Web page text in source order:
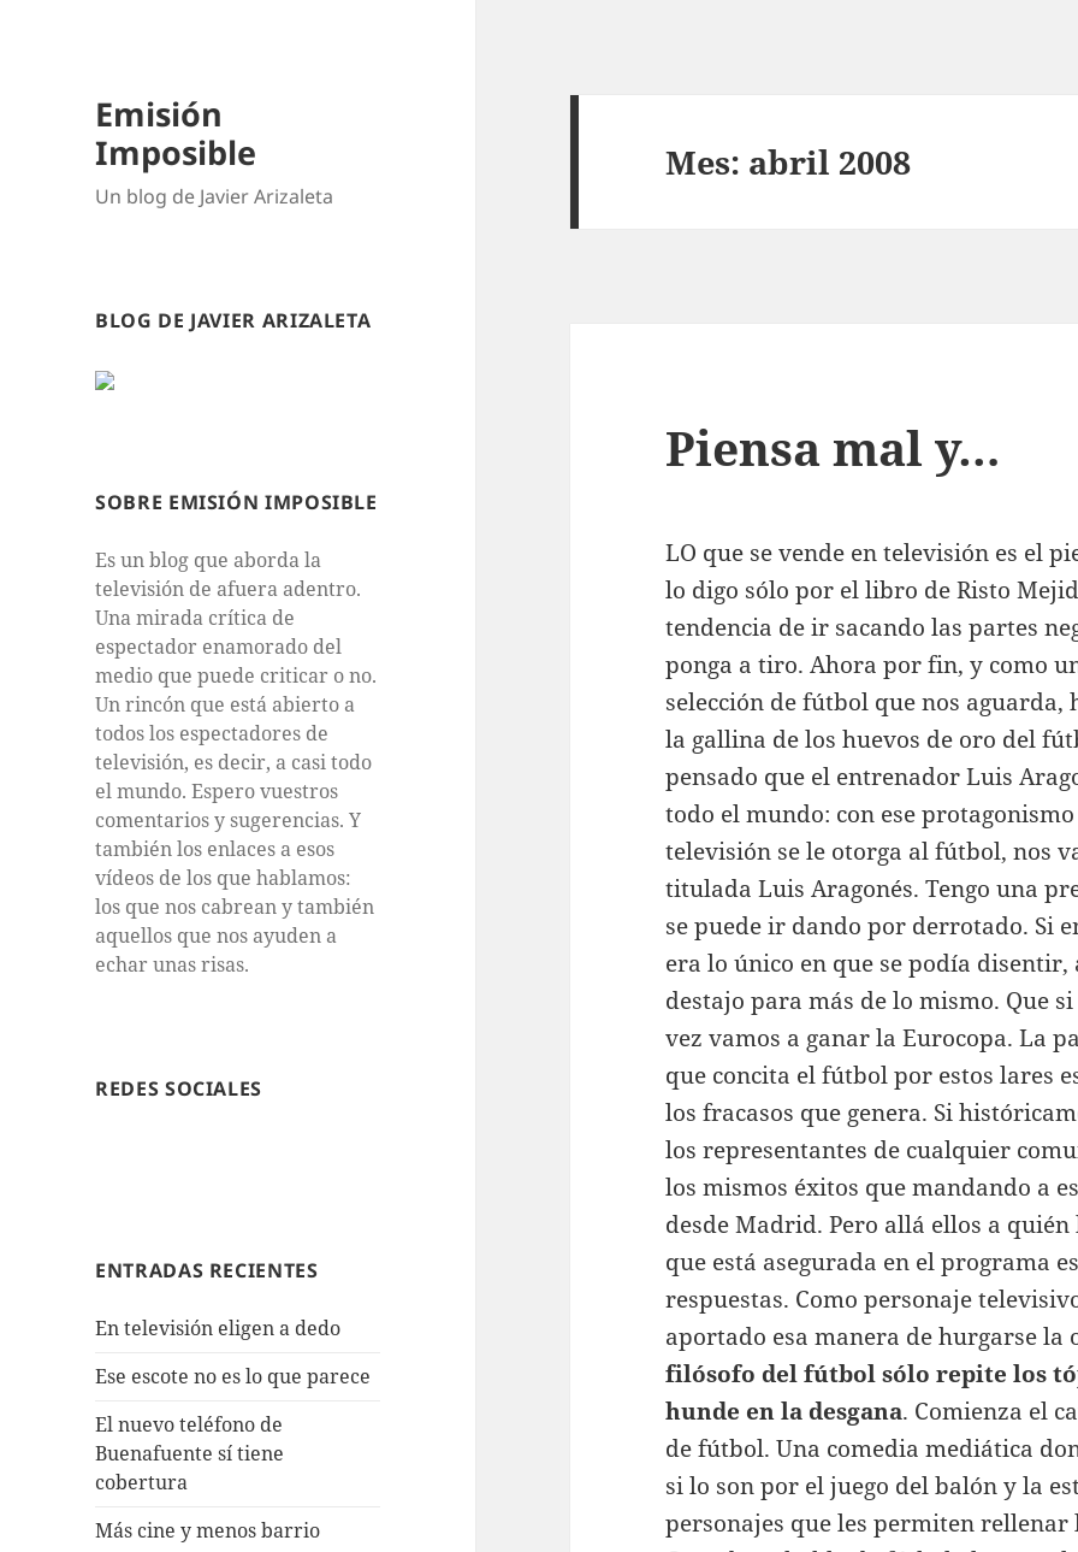
Emisión
Imposible
Un blog de Javier Arizaleta
BLOG DE JAVIER ARIZALETA
SOBRE EMISIÓN IMPOSIBLE
Es un blog que aborda la
televisión de afuera adentro.
Una mirada crítica de
espectador enamorado del
medio que puede criticar o no.
Un rincón que está abierto a
todos los espectadores de
televisión, es decir, a casi todo
el mundo. Espero vuestros
comentarios y sugerencias. Y
también los enlaces a esos
vídeos de los que hablamos:
los que nos cabrean y también
aquellos que nos ayuden a
echar unas risas.
REDES SOCIALES
ENTRADAS RECIENTES
En televisión eligen a dedo
Ese escote no es lo que parece
El nuevo teléfono de
Buenafuente sí tiene
cobertura
Más cine y menos barrio
Mes: abril 2008
Piensa mal y…
LO que se vende en televisión es el
lo digo sólo por el libro de Risto
tendencia de ir sacando las partes
ponga a tiro. Ahora por fin, y como
selección de fútbol que nos
la gallina de los huevos de oro del
pensado que el entrenador Luis
todo el mundo: con ese
televisión se le otorga al fútbol, nos
titulada Luis Aragonés. Tengo una
se puede ir dando por derrotado. Si
era lo único en que se podía
destajo para más de lo mismo. Que
vez vamos a ganar la Eurocopa. La
que concita el fútbol por estos lares
los fracasos que genera. Si
los representantes de cualquier
los mismos éxitos que mandando a
desde Madrid. Pero allá ellos a
que está asegurada en el programa
respuestas. Como personaje
aportado esa manera de hurgarse la
filósofo del fútbol sólo repite los
hunde en la desgana. Comienza el
de fútbol. Una comedia mediática
si lo son por el juego del balón y la
personajes que les permiten